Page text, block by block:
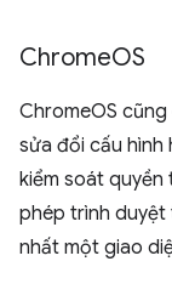
ChromeOS
ChromeOS
sửa đổi cấu hình
kiểm soát quyền
phép trình duyệt
nhất một giao